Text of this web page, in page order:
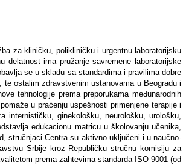
za kliničku, polikliničku i urgentnu laboratorijsku
ima pružanje savremene laboratorijske
se u skladu sa standardima i pravilima dobre
ostalim zdravstvenim ustanovama u Beogradu i
tehnologije prema preporukama međunarodnih
u praćenju uspešnosti primenjene terapije i
internističku, ginekološku, neurološku, urološku,
edukacionu matricu u školovanju učenika,
stručnjaci Centra su aktivno uključeni i u naučno-
Srbije kroz Republičku stručnu komisiju za
prema zahtevima standarda ISO 9001 (od